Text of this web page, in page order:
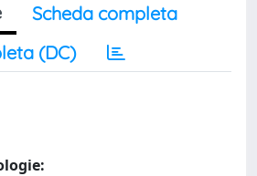
Scheda completa
(DC)